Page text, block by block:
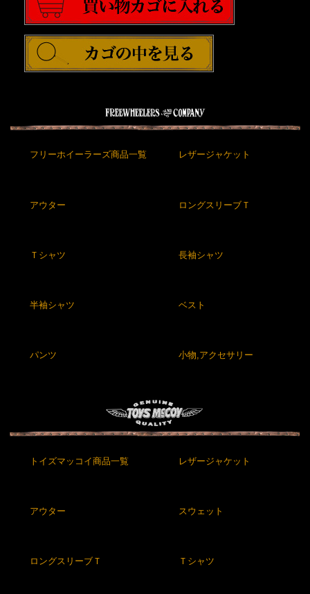
フリーホイーラーズ商品一覧 レザージャケット
アウター ロングスリーブＴ
Ｔシャツ 長袖シャツ
半袖シャツ ベスト
パンツ 小物,アクセサリー
トイズマッコイ商品一覧 レザージャケット
アウター スウェット
ロングスリーブＴ Ｔシャツ